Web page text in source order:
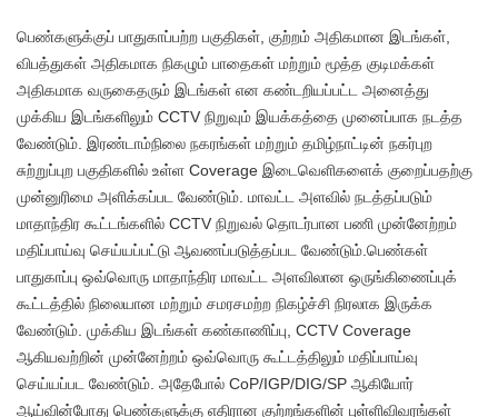
பெண்களுக்குப் பாதுகாப்பற்ற பகுதிகள், குற்றம் அதிகமான இடங்கள்,
விபத்துகள் அதிகமாக நிகழும் பாதைகள் மற்றும் மூத்த குடிமக்கள்
அதிகமாக வருகைதரும் இடங்கள் என கண்டறியப்பட்ட அனைத்து
முக்கிய இடங்களிலும் CCTV நிறுவும் இயக்கத்தை முனைப்பாக நடத்த
வேண்டும். இரண்டாம்நிலை நகரங்கள் மற்றும் தமிழ்நாட்டின் நகர்புற
சுற்றுப்புற பகுதிகளில் உள்ள Coverage இடைவெளிகளைக் குறைப்பதற்கு
முன்னுரிமை அளிக்கப்பட வேண்டும். மாவட்ட அளவில் நடத்தப்படும்
மாதாந்திர கூட்டங்களில் CCTV நிறுவல் தொடர்பான பணி முன்னேற்றம்
மதிப்பாய்வு செய்யப்பட்டு ஆவணப்படுத்தப்பட வேண்டும்.பெண்கள்
பாதுகாப்பு ஒவ்வொரு மாதாந்திர மாவட்ட அளவிலான ஒருங்கிணைப்புக்
கூட்டத்தில் நிலையான மற்றும் சமரசமற்ற நிகழ்ச்சி நிரலாக இருக்க
வேண்டும். முக்கிய இடங்கள் கண்காணிப்பு, CCTV Coverage
ஆகியவற்றின் முன்னேற்றம் ஒவ்வொரு கூட்டத்திலும் மதிப்பாய்வு
செய்யப்பட வேண்டும். அதேபோல் CoP/IGP/DIG/SP ஆகியோர்
ஆய்வின்போது பெண்களுக்கு எதிரான குற்றங்களின் புள்ளிவிவரங்கள்